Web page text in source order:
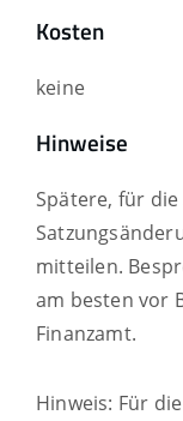
Kosten
keine
Hinweise
Spätere, für
mitteilen.
am besten vor
Finanzamt.
Hinweis: Für